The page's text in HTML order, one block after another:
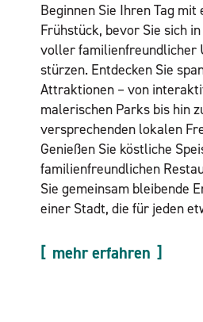
Beginnen Sie Ihren Tag
Frühstück, bevor Sie sich
voller familienfreundlicher
stürzen. Entdecken Sie
Attraktionen – von
malerischen Parks bis hin
versprechenden lokalen
Genießen Sie köstliche
familienfreundlichen
Sie gemeinsam bleibende
einer Stadt, die für jeden
mehr erfahren